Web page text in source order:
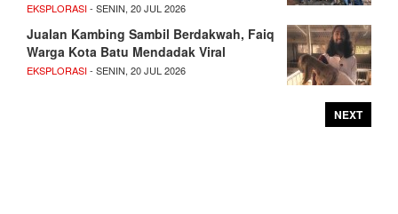
EKSPLORASI- SENIN, 20 JUL 2026
Jualan Kambing Sambil Berdakwah, Faiq
Warga Kota Batu Mendadak Viral
EKSPLORASI- SENIN, 20 JUL 2026
NEXT